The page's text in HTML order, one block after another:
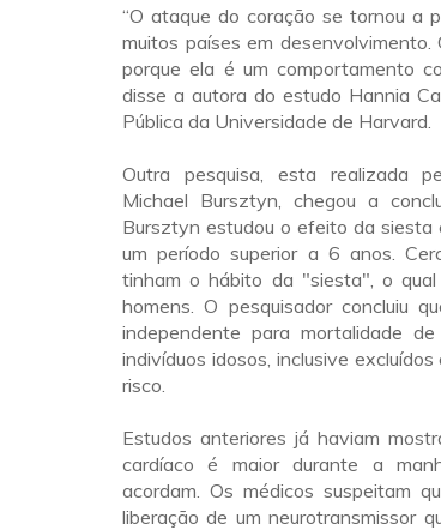
“O ataque do coração se tornou a
muitos países em desenvolvimento.
porque ela é um comportamento
disse a autora do estudo Hannia
Pública da Universidade de Harvard.
Outra pesquisa, esta realizada
Michael Bursztyn, chegou a
Bursztyn estudou o efeito da siesta
um período superior a 6 anos.
tinham o hábito da "siesta", o
homens. O pesquisador concluiu
independente para mortalidade
indivíduos idosos, inclusive
risco.
Estudos anteriores já haviam
cardíaco é maior durante a
acordam. Os médicos suspeitam
liberação de um neurotransmissor